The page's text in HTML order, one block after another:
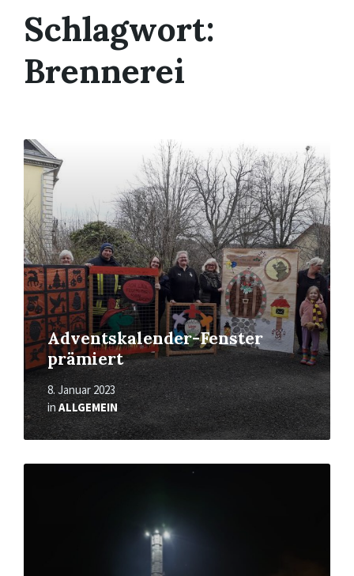
Schlagwort:
Brennerei
Adventskalender-Fenster
prämiert
8. Januar 2023
inALLGEMEIN
Mehr
erfahren
Mehr